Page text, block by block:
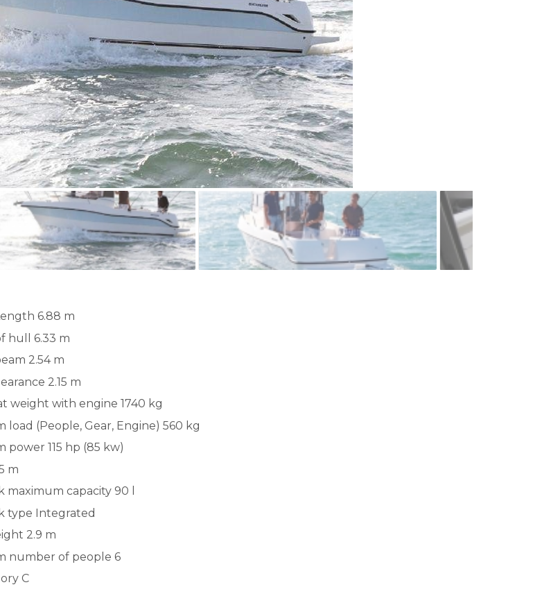
6.88 m
hull
6.33 m
2.54 m
2.15 m
weight with engine 1740 kg
load (People, Gear, Engine) 560 kg
power 115 hp (85 kw)
m
maximum capacity 90 l
type Integrated
2.9 m
number of people 6
C